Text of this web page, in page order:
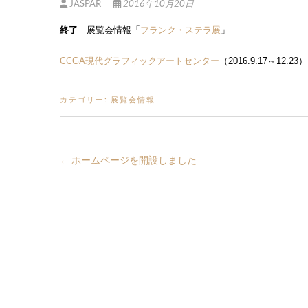
JASPAR 2016年10月20日
終了 展覧会情報「フランク・ステラ展 」
CCGA現代グラフィックアートセンター （2016.9.17～12.23）
カテゴリー: 展覧会情報
← ホームページを開設しました